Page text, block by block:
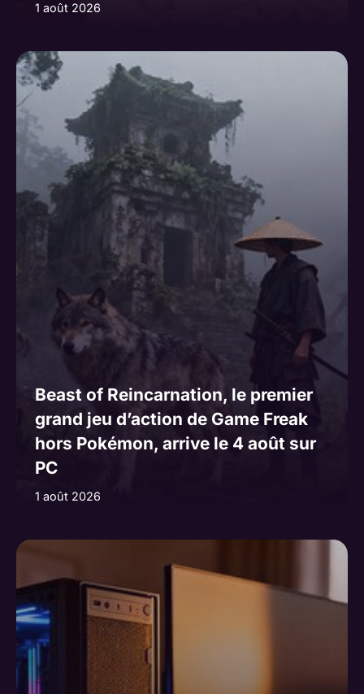
1 août 2026
Beast of Reincarnation, le premier
grand jeu d’action de Game Freak
hors Pokémon, arrive le 4 août sur
PC
1 août 2026